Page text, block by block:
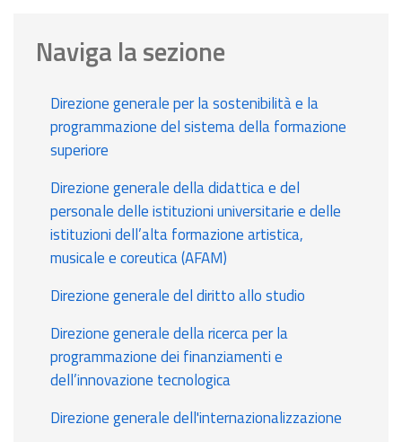
Naviga la sezione
Direzione generale per la sostenibilità e la
programmazione del sistema della formazione
superiore
Direzione generale della didattica e del
personale delle istituzioni universitarie e delle
istituzioni dell’alta formazione artistica,
musicale e coreutica (AFAM)
Direzione generale del diritto allo studio
Direzione generale della ricerca per la
programmazione dei finanziamenti e
dell’innovazione tecnologica
Direzione generale dell'internazionalizzazione